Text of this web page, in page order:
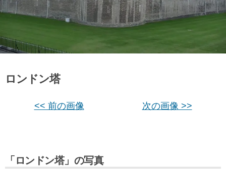
ロンドン塔
<< 前の画像 次の画像 >>
「ロンドン塔」の写真